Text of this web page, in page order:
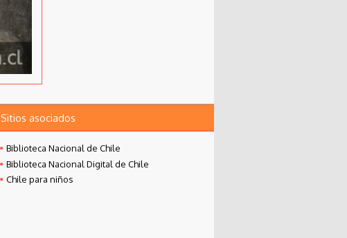
Sitios asociados
Biblioteca Nacional de Chile
Biblioteca Nacional Digital de Chile
Chile para niños